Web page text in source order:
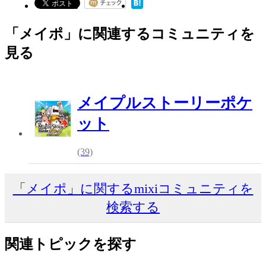
「メイポ」に関連するコミュニティを
見る
メイプルストーリーポケ
ット
(39)
「メイポ」に関するmixiコミュニティを
検索する
関連トピックを探す